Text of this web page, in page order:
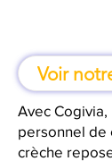
Voir
Avec
personnel de
crèche